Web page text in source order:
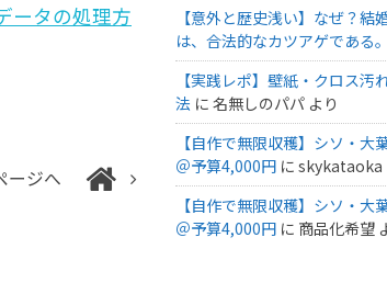
ータの処理方
ージへ
【意外と歴史浅い】なぜ？結
は、合法的なカツアゲである。
【実践レポ】壁紙・クロス汚
法 に 名無しのパパ より
【自作で無限収穫】シソ・大
＠予算4,000円 に skykataoka
【自作で無限収穫】シソ・大
＠予算4,000円 に 商品化希望